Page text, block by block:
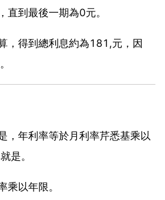
直到最後一期為0元。
，得到總利息約為181,元，因
，年利率等於月利率芹悉基乘以
是。
乘以年限。